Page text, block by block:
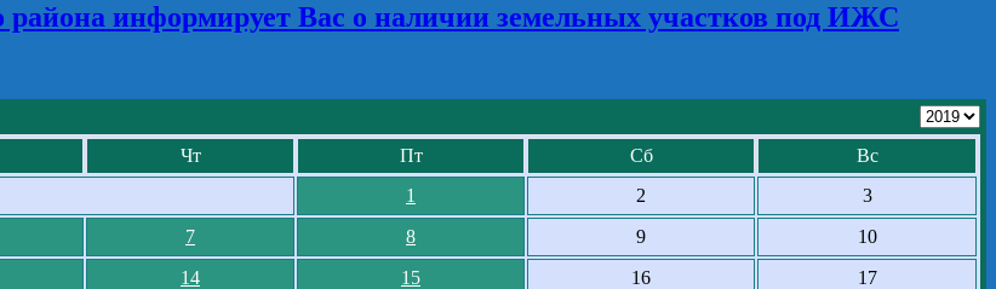
района информирует Вас о наличии земельных участков под ИЖС
Чт Пт Сб
Вс
1
2
3
7 8 9
10
14 15 16
17